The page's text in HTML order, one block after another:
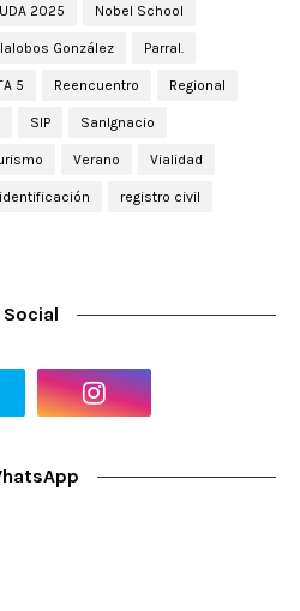
2025 Nobel School
González Parral.
5 Reencuentro Regional
SIP SanIgnacio
Verano Vialidad
identificación registro civil
Social